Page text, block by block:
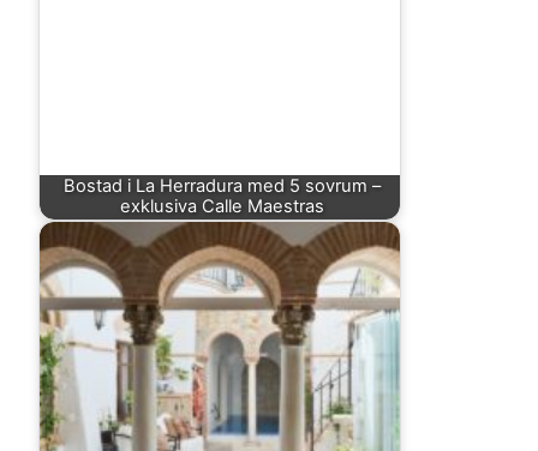
Bostad i La Herradura med 5 sovrum –
exklusiva Calle Maestras